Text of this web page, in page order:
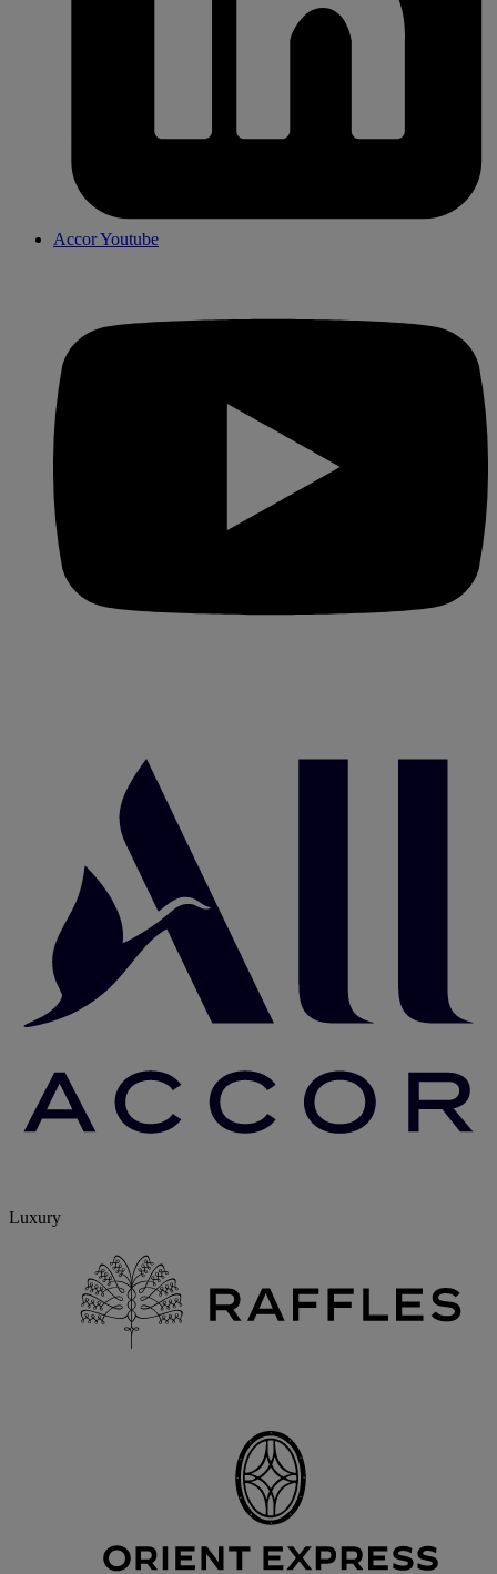
Accor Youtube
Luxury